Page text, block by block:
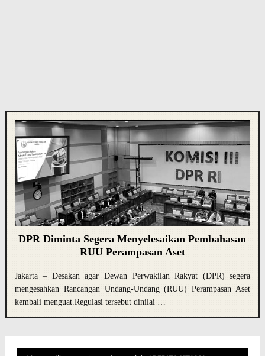
DPR Diminta Segera Menyelesaikan Pembahasan
RUU Perampasan Aset
Jakarta – Desakan agar Dewan Perwakilan Rakyat (DPR) segera
mengesahkan Rancangan Undang-Undang (RUU) Perampasan Aset
kembali menguat.Regulasi tersebut dinilai …